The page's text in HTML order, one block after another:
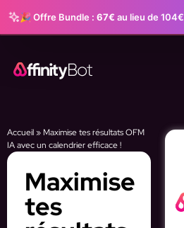
🎉 Offre Bundle : 67€ au lieu de 104€
Accueil» Maximise tes résultats OFM
IA avec un calendrier efficace !
Maximise
tes